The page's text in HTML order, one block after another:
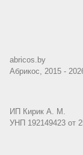
abricos.by
Абрикос, 2015 -
ИП Кирик А. М.
УНП 192149423 от